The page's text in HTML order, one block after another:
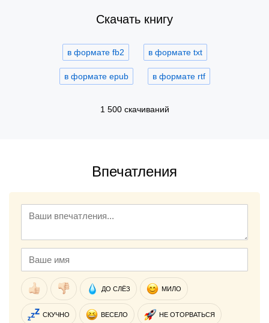
Скачать книгу
в формате fb2 в формате txt
в формате epub в формате rtf
1 500 скачиваний
Впечатления
ДО СЛЁЗ МИЛО
СКУЧНО ВЕСЕЛО НЕ ОТОРВАТЬСЯ